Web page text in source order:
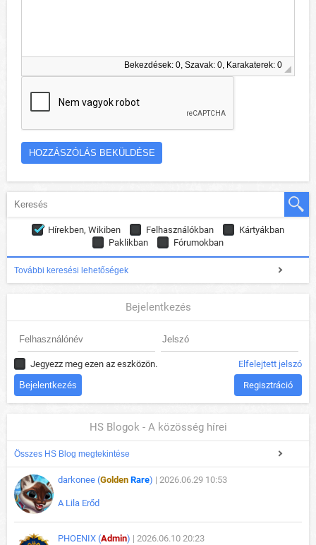
Bekezdések: 0, Szavak: 0, Karakaterek: 0
Hírekben, Wikiben Felhasználókban
Kártyákban
Paklikban
Fórumokban
További keresési lehetőségek
Bejelentkezés
Jegyezz meg ezen az eszközön. Elfelejtett jelszó
Regisztráció
HS Blogok - A közösség hírei
Összes HS Blog megtekintése
darkonee (Golden Rare) | 2026.06.29 10:53
A Lila Erőd
PHOENIX (Admin) | 2026.06.10 20:23